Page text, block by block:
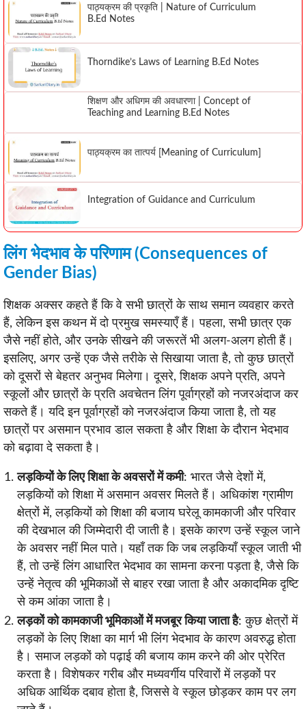
पाठ्यक्रम की प्रकृति | Nature of Curriculum
B.Ed Notes
Thorndike’s Laws of Learning B.Ed Notes
शिक्षण और अधिगम की अवधारणा | Concept of
Teaching and Learning B.Ed Notes
पाठ्यक्रम का तात्पर्य [Meaning of Curriculum]
Integration of Guidance and Curriculum
लिंग भेदभाव के परिणाम (Consequences of
Gender Bias)
शिक्षक अक्सर कहते हैं कि वे सभी छात्रों के साथ समान व्यवहार करते
हैं, लेकिन इस कथन में दो प्रमुख समस्याएँ हैं। पहला, सभी छात्र एक
जैसे नहीं होते, और उनके सीखने की जरूरतें भी अलग-अलग होती हैं।
इसलिए, अगर उन्हें एक जैसे तरीके से सिखाया जाता है, तो कुछ छात्रों
को दूसरों से बेहतर अनुभव मिलेगा। दूसरे, शिक्षक अपने प्रति, अपने
स्कूलों और छात्रों के प्रति अवचेतन लिंग पूर्वाग्रहों को नजरअंदाज कर
सकते हैं। यदि इन पूर्वाग्रहों को नजरअंदाज किया जाता है, तो यह
छात्रों पर असमान प्रभाव डाल सकता है और शिक्षा के दौरान भेदभाव
को बढ़ावा दे सकता है।
लड़कियों के लिए शिक्षा के अवसरों में कमी: भारत जैसे देशों में,
लड़कियों को शिक्षा में असमान अवसर मिलते हैं। अधिकांश ग्रामीण
क्षेत्रों में, लड़कियों को शिक्षा की बजाय घरेलू कामकाजी और परिवार
की देखभाल की जिम्मेदारी दी जाती है। इसके कारण उन्हें स्कूल जाने
के अवसर नहीं मिल पाते। यहाँ तक कि जब लड़कियाँ स्कूल जाती भी
हैं, तो उन्हें लिंग आधारित भेदभाव का सामना करना पड़ता है, जैसे कि
उन्हें नेतृत्व की भूमिकाओं से बाहर रखा जाता है और अकादमिक दृष्टि
से कम आंका जाता है।
लड़कों को कामकाजी भूमिकाओं में मजबूर किया जाता है: कुछ क्षेत्रों में
लड़कों के लिए शिक्षा का मार्ग भी लिंग भेदभाव के कारण अवरुद्ध होता
है। समाज लड़कों को पढ़ाई की बजाय काम करने की ओर प्रेरित
करता है। विशेषकर गरीब और मध्यवर्गीय परिवारों में लड़कों पर
अधिक आर्थिक दबाव होता है, जिससे वे स्कूल छोड़कर काम पर लग